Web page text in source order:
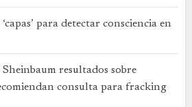
para detectar consciencia en
resultados sobre
consulta para fracking